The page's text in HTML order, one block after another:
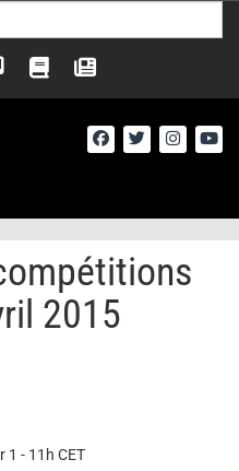
2015
1 - 11h CET